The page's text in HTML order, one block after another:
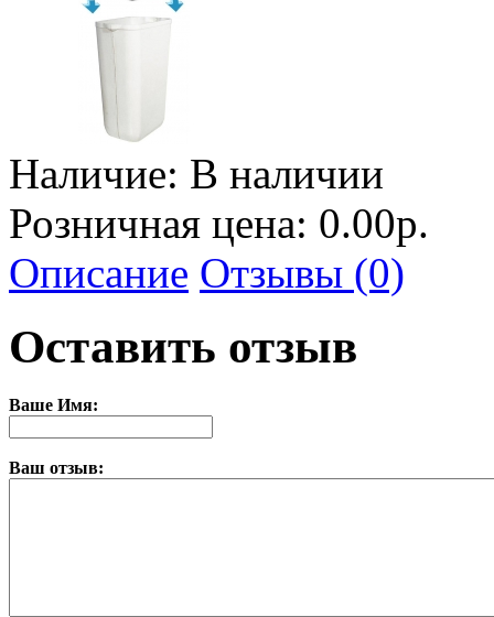
Наличие: В наличии
Розничная цена: 0.00р.
Описание Отзывы (0)
Оставить отзыв
Ваше Имя:
Ваш отзыв: